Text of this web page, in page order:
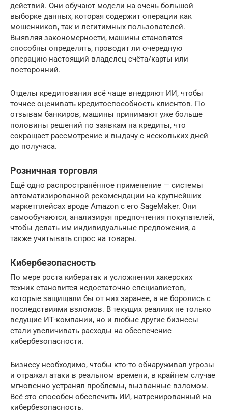
действий. Они обучают модели на очень большой
выборке данных, которая содержит операции как
мошенников, так и легитимных пользователей.
Выявляя закономерности, машины становятся
способны определять, проводит ли очередную
операцию настоящий владелец счёта/карты или
посторонний.
Отделы кредитования всё чаще внедряют ИИ, чтобы
точнее оценивать кредитоспособность клиентов. По
отзывам банкиров, машины принимают уже больше
половины решений по заявкам на кредиты, что
сокращает рассмотрение и выдачу с нескольких дней
до получаса.
Розничная торговля
Ещё одно распространённое применение — системы
автоматизированной рекомендации на крупнейших
маркетплейсах вроде Amazon с его SageMaker. Они
самообучаются, анализируя предпочтения покупателей,
чтобы делать им индивидуальные предложения, а
также учитывать спрос на товары.
Кибербезопасность
По мере роста кибератак и усложнения хакерских
техник становится недостаточно специалистов,
которые защищали бы от них заранее, а не боролись с
последствиями взломов. В текущих реалиях не только
ведущие ИТ-компании, но и любые другие бизнесы
стали увеличивать расходы на обеспечение
кибербезопасности.
Бизнесу необходимо, чтобы кто-то обнаруживал угрозы
и отражал атаки в реальном времени, в крайнем случае
мгновенно устранял проблемы, вызванные взломом.
Всё это способен обеспечить ИИ, натренированный на
кибербезопасность.